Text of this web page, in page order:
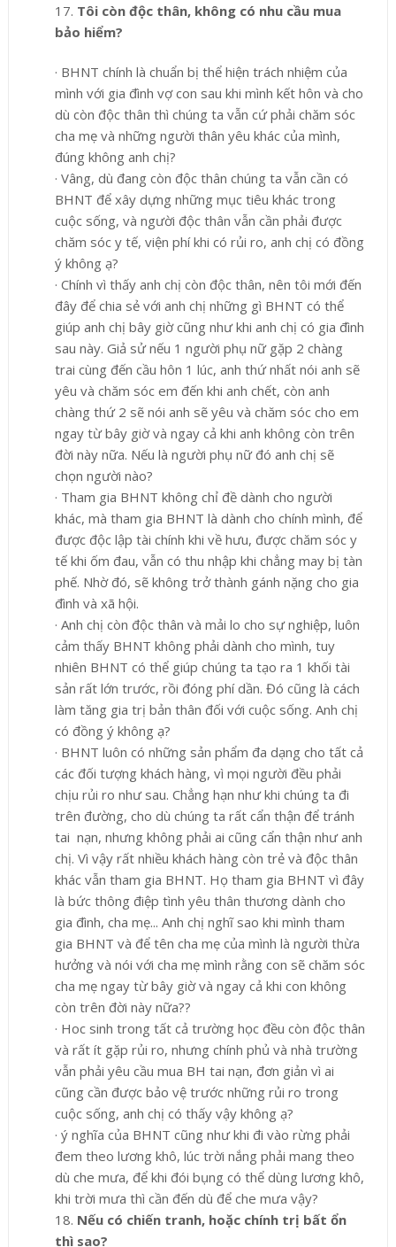
17. Tôi còn độc thân, không có nhu cầu mua
bảo hiểm?
· BHNT chính là chuẩn bị thể hiện trách nhiệm của
mình với gia đình vợ con sau khi mình kết hôn và cho
dù còn độc thân thì chúng ta vẫn cứ phải chăm sóc
cha mẹ và những người thân yêu khác của mình,
đúng không anh chị?
· Vâng, dù đang còn độc thân chúng ta vẫn cần có
BHNT để xây dựng những mục tiêu khác trong
cuộc sống, và người độc thân vẫn cần phải được
chăm sóc y tế, viện phí khi có rủi ro, anh chị có đồng
ý không ạ?
· Chính vì thấy anh chị còn độc thân, nên tôi mới đến
đây để chia sẻ với anh chị những gì BHNT có thể
giúp anh chị bây giờ cũng như khi anh chị có gia đình
sau này. Giả sử nếu 1 người phụ nữ gặp 2 chàng
trai cùng đến cầu hôn 1 lúc, anh thứ nhất nói anh sẽ
yêu và chăm sóc em đến khi anh chết, còn anh
chàng thứ 2 sẽ nói anh sẽ yêu và chăm sóc cho em
ngay từ bây giờ và ngay cả khi anh không còn trên
đời này nữa. Nếu là người phụ nữ đó anh chị sẽ
chọn người nào?
· Tham gia BHNT không chỉ đề dành cho người
khác, mà tham gia BHNT là dành cho chính mình, để
được độc lập tài chính khi về hưu, được chăm sóc y
tế khi ốm đau, vẫn có thu nhập khi chẳng may bị tàn
phế. Nhờ đó, sẽ không trở thành gánh nặng cho gia
đình và xã hội.
· Anh chị còn độc thân và mải lo cho sự nghiệp, luôn
cảm thấy BHNT không phải dành cho mình, tuy
nhiên BHNT có thể giúp chúng ta tạo ra 1 khối tài
sản rất lớn trước, rồi đóng phí dần. Đó cũng là cách
làm tăng gia trị bản thân đối với cuộc sống. Anh chị
có đồng ý không ạ?
· BHNT luôn có những sản phẩm đa dạng cho tất cả
các đối tượng khách hàng, vì mọi người đều phải
chịu rủi ro như sau. Chẳng hạn như khi chúng ta đi
trên đường, cho dù chúng ta rất cẩn thận để tránh
tai nạn, nhưng không phải ai cũng cẩn thận như anh
chị. Vì vậy rất nhiều khách hàng còn trẻ và độc thân
khác vẫn tham gia BHNT. Họ tham gia BHNT vì đây
là bức thông điệp tình yêu thân thương dành cho
gia đình, cha mẹ... Anh chị nghĩ sao khi mình tham
gia BHNT và để tên cha mẹ của mình là người thừa
hưởng và nói với cha mẹ mình rằng con sẽ chăm sóc
cha mẹ ngay từ bây giờ và ngay cả khi con không
còn trên đời này nữa??
· Hoc sinh trong tất cả trường học đều còn độc thân
và rất ít gặp rủi ro, nhưng chính phủ và nhà trường
vẫn phải yêu cầu mua BH tai nạn, đơn giản vì ai
cũng cần được bảo vệ trước những rủi ro trong
cuộc sống, anh chị có thấy vậy không ạ?
· ý nghĩa của BHNT cũng như khi đi vào rừng phải
đem theo lương khô, lúc trời nắng phải mang theo
dù che mưa, để khi đói bụng có thể dùng lương khô,
khi trời mưa thì cần đến dù để che mưa vậy?
18. Nếu có chiến tranh, hoặc chính trị bất ổn
thì sao?